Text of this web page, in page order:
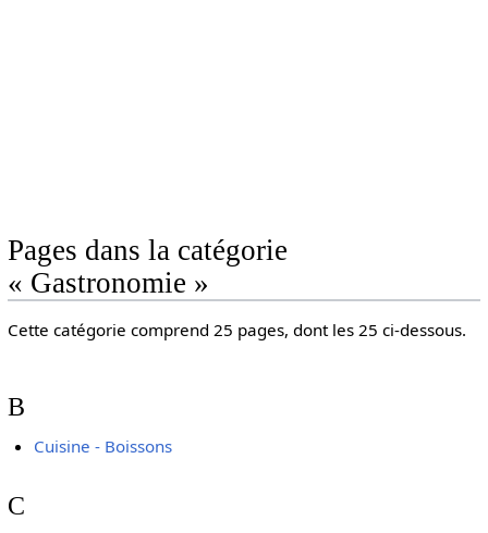
Pages dans la catégorie
« Gastronomie »
Cette catégorie comprend 25 pages, dont les 25 ci-dessous.
B
Cuisine - Boissons
C